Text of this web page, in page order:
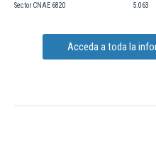
Sector CNAE 6820 5.063
Acceda a toda la